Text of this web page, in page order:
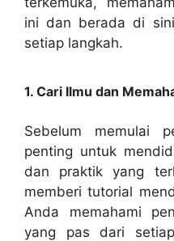
ini dan berada di
setiap langkah.
1. Cari Ilmu dan
Sebelum memulai
penting untuk
dan praktik yang
memberi tutorial
Anda memahami
yang pas dari